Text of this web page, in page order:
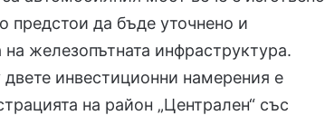
да бъде уточнено и
на железопътната инфраструктура.
инвестиционни намерения е
на район „Централен“ със